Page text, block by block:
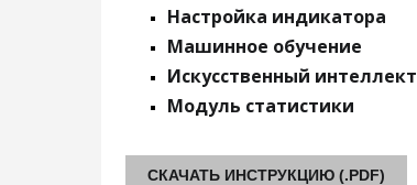
Настройка индикатора
Машинное обучение
Искусственный интеллект
Модуль статистики
СКАЧАТЬ ИНСТРУКЦИЮ (.PDF)